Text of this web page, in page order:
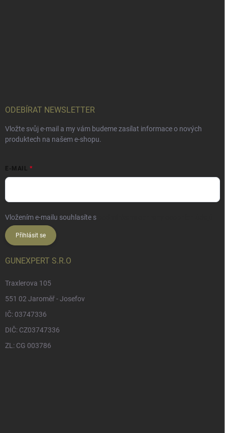
ODEBÍRAT NEWSLETTER
Vložte svůj e-mail a my vám budeme zasílat informace o nových
produktech na našem e-shopu.
E-MAIL
Vložením e-mailu souhlasíte s
Přihlásit se
GUNEXPERT S.R.O
Traxlerova 105
551 02 Jaroměř - Josefov
IČ: 03747336
DIČ: CZ03747336
ZL: CG 003786